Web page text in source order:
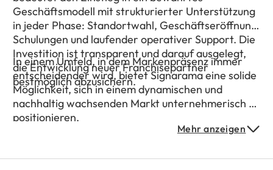
Geschäftsmodell mit strukturierter Unterstützung
in jeder Phase: Standortwahl, Geschäftseröffnung,
Schulungen und laufender operativer Support. Die
Investition ist transparent und darauf ausgelegt,
die Entwicklung neuer Franchisepartner
bestmöglich abzusichern.
In einem Umfeld, in dem Markenpräsenz immer
entscheidender wird, bietet Signarama eine solide
Möglichkeit, sich in einem dynamischen und
nachhaltig wachsenden Markt unternehmerisch zu
positionieren.
Mehr anzeigen